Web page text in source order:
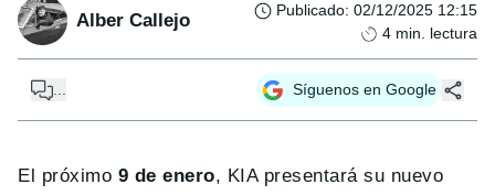
Alber Callejo Publicado: 02/12/2025 12:15
4 min. lectura
... Síguenos en Google
El próximo 9 de enero, KIA presentará su nuevo